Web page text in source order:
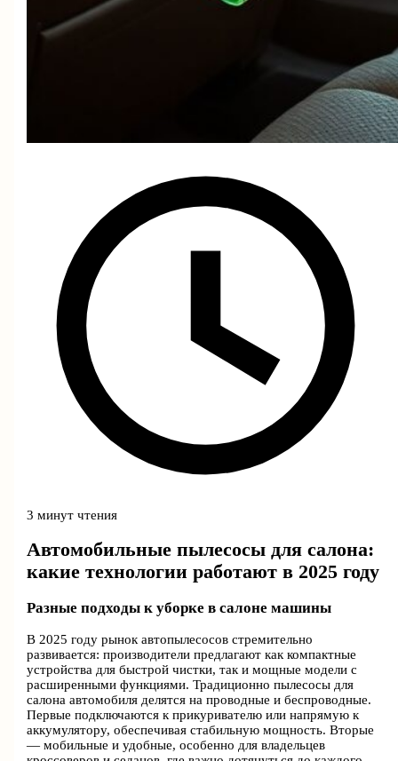
3 минут чтения
Автомобильные пылесосы для салона:
какие технологии работают в 2025 году
Разные подходы к уборке в салоне машины
В 2025 году рынок автопылесосов стремительно
развивается: производители предлагают как компактные
устройства для быстрой чистки, так и мощные модели с
расширенными функциями. Традиционно пылесосы для
салона автомобиля делятся на проводные и беспроводные.
Первые подключаются к прикуривателю или напрямую к
аккумулятору, обеспечивая стабильную мощность. Вторые
— мобильные и удобные, особенно для владельцев